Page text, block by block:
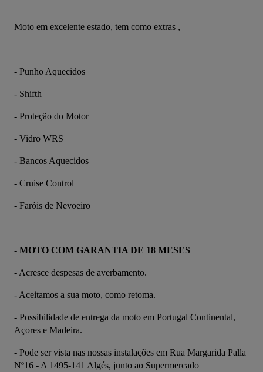
Moto em excelente estado, tem como extras ,
- Punho Aquecidos
- Shifth
- Proteção do Motor
- Vidro WRS
- Bancos Aquecidos
- Cruise Control
- Faróis de Nevoeiro
- MOTO COM GARANTIA DE 18 MESES
- Acresce despesas de averbamento.
- Aceitamos a sua moto, como retoma.
- Possibilidade de entrega da moto em Portugal Continental,
Açores e Madeira.
- Pode ser vista nas nossas instalações em Rua Margarida Palla
Nº16 - A 1495-141 Algés, junto ao Supermercado